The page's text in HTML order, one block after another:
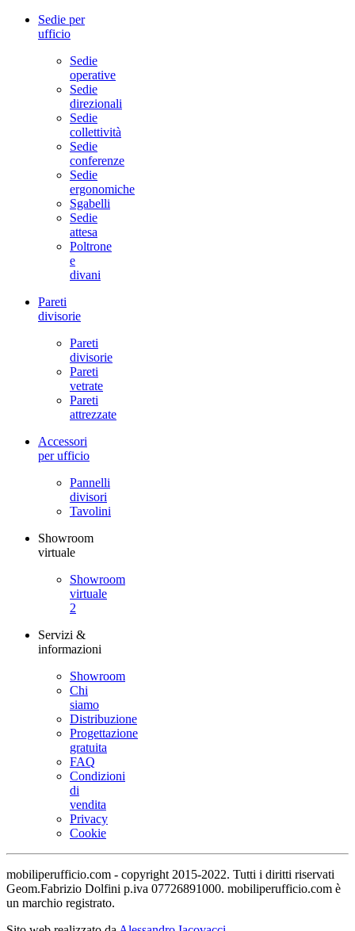
Sedie per
ufficio
Sedie
operative
Sedie
direzionali
Sedie
collettività
Sedie
conferenze
Sedie
ergonomiche
Sgabelli
Sedie
attesa
Poltrone
e
divani
Pareti
divisorie
Pareti
divisorie
Pareti
vetrate
Pareti
attrezzate
Accessori
per ufficio
Pannelli
divisori
Tavolini
Showroom
virtuale
Showroom
virtuale
2
Servizi &
informazioni
Showroom
Chi
siamo
Distribuzione
Progettazione
gratuita
FAQ
Condizioni
di
vendita
Privacy
Cookie
mobiliperufficio.com - copyright 2015-2022. Tutti i diritti riservati
Geom.Fabrizio Dolfini p.iva 07726891000. mobiliperufficio.com è
un marchio registrato.